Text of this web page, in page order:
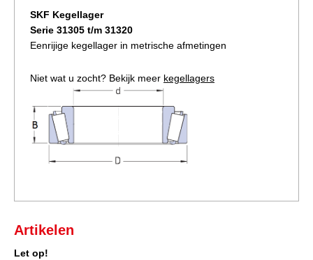
SKF Kegellager
Serie 31305 t/m 31320
Eenrijige kegellager in metrische afmetingen
Niet wat u zocht? Bekijk meer kegellagers
Artikelen
Let op!